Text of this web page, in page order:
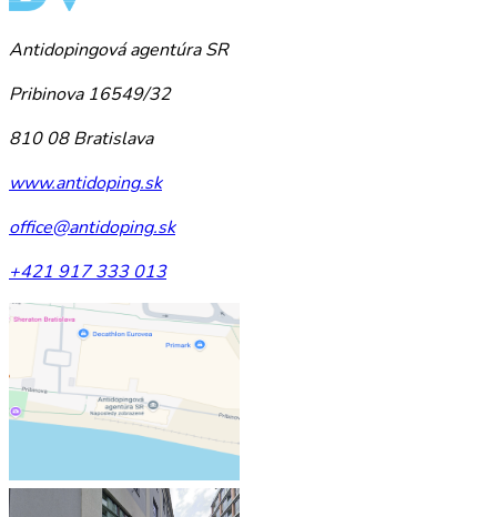
Antidopingová agentúra SR
Pribinova 16549/32
810 08 Bratislava
www.antidoping.sk
office@antidoping.sk
+421 917 333 013